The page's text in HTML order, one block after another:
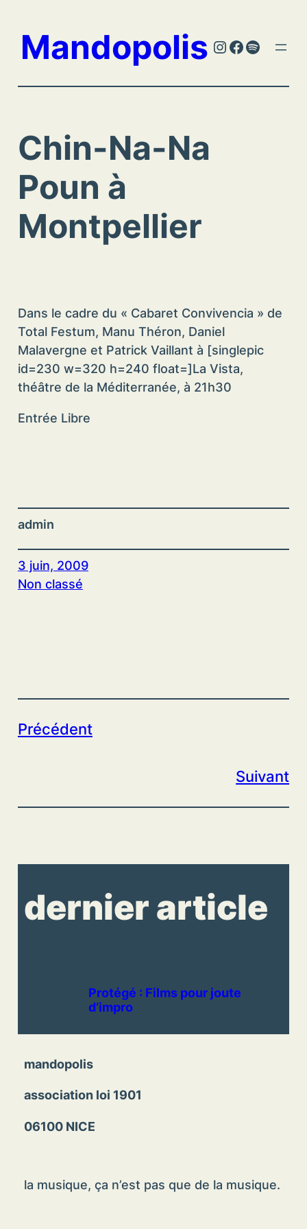
contenu
Mandopolis Instagram
Facebook
Spotify
Chin-Na-Na
Poun à
Montpellier
Dans le cadre du « Cabaret Convivencia » de
Total Festum, Manu Théron, Daniel
Malavergne et Patrick Vaillant à [singlepic
id=230 w=320 h=240 float=]La Vista,
théâtre de la Méditerranée, à 21h30
Entrée Libre
admin
3 juin, 2009
Non classé
Précédent
Suivant
dernier article
Protégé : Films pour joute
d’impro
mandopolis
association loi 1901
06100 NICE
la musique, ça n’est pas que de la musique.